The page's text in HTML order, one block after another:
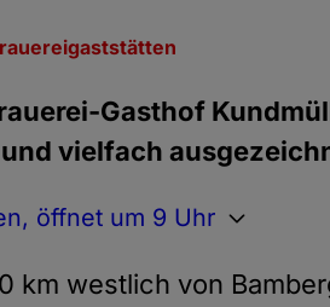
Gasthof
vielfach
öffnet um 9 Uhr
km westlich von